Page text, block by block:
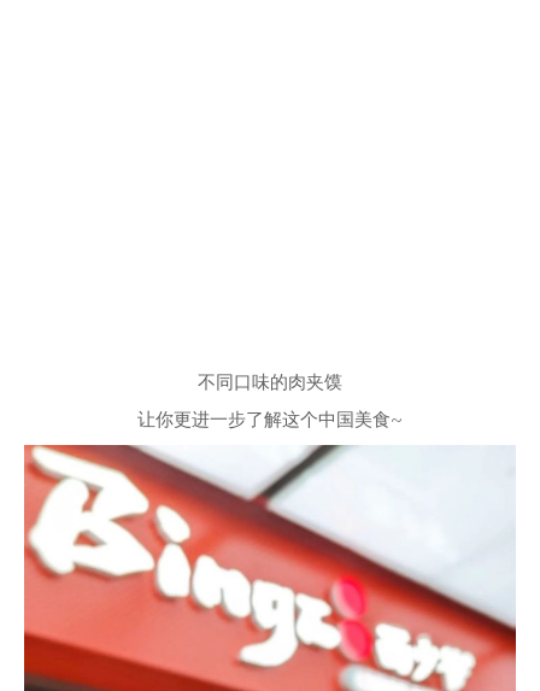
不同口味的肉夹馍
让你更进一步了解这个中国美食~